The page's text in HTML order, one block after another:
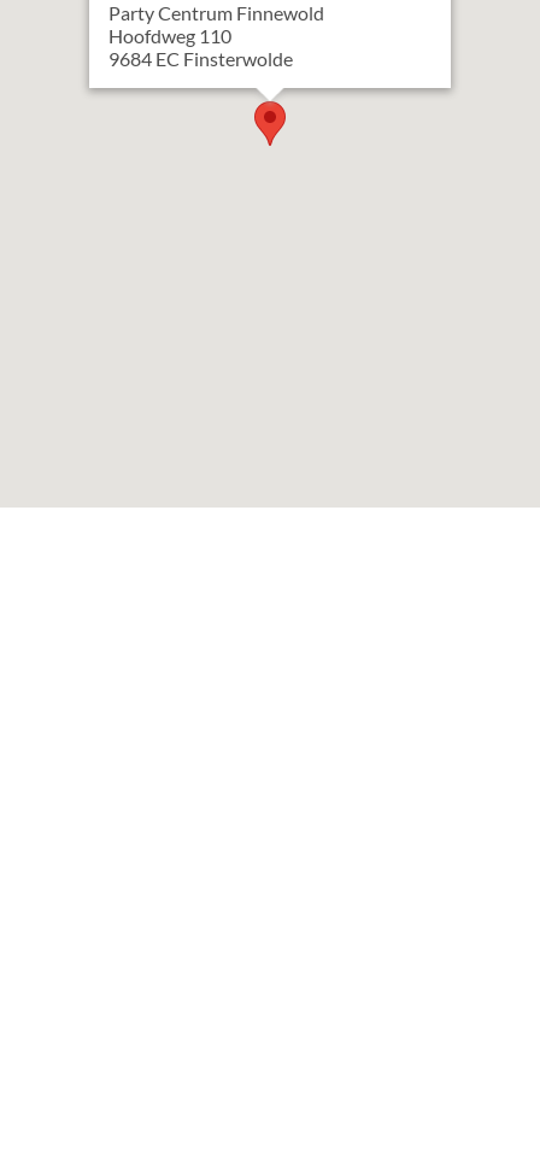
Party Centrum Finnewold
Hoofdweg 110
9684 EC Finsterwolde